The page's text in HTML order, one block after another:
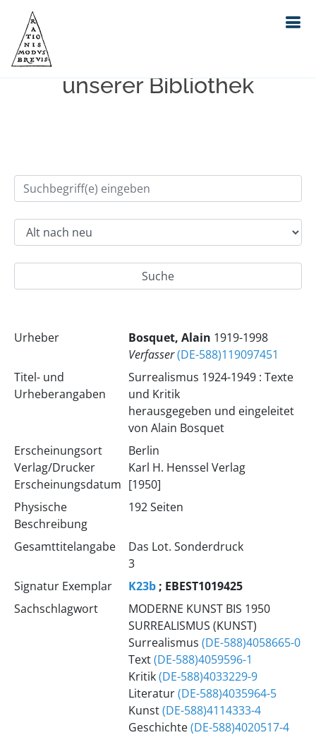
Einfache Suche im Bestand
unserer Bibliothek
Urheber Bosquet, Alain 1919-1998
Verfasser(DE-588)119097451
Titel- und
Urheberangaben
Surrealismus 1924-1949 : Texte
und Kritik
herausgegeben und eingeleitet
von Alain Bosquet
Erscheinungsort
Verlag/Drucker
Erscheinungsdatum
Berlin
Karl H. Henssel Verlag
[1950]
Physische
Beschreibung
192 Seiten
Gesamttitelangabe
Das Lot. Sonderdruck
3
Signatur Exemplar
K23b; EBEST1019425
Sachschlagwort
MODERNE KUNST BIS 1950
SURREALISMUS (KUNST)
Surrealismus (DE-588)4058665-0
Text(DE-588)4059596-1
Kritik(DE-588)4033229-9
Literatur(DE-588)4035964-5
Kunst(DE-588)4114333-4
Geschichte(DE-588)4020517-4